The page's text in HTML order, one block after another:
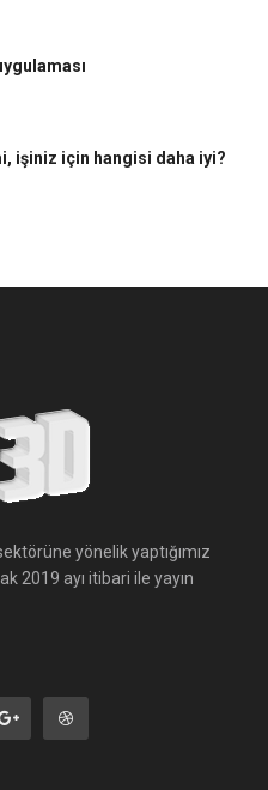
işiniz için hangisi daha iyi?
yönelik yaptığımız
2019 ayı itibari ile yayın